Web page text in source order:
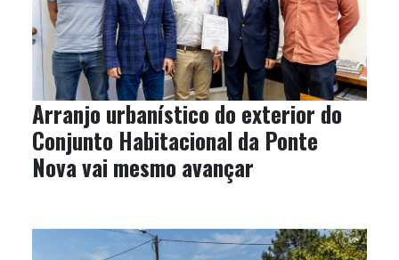
Arranjo urbanístico do exterior do
Conjunto Habitacional da Ponte
Nova vai mesmo avançar